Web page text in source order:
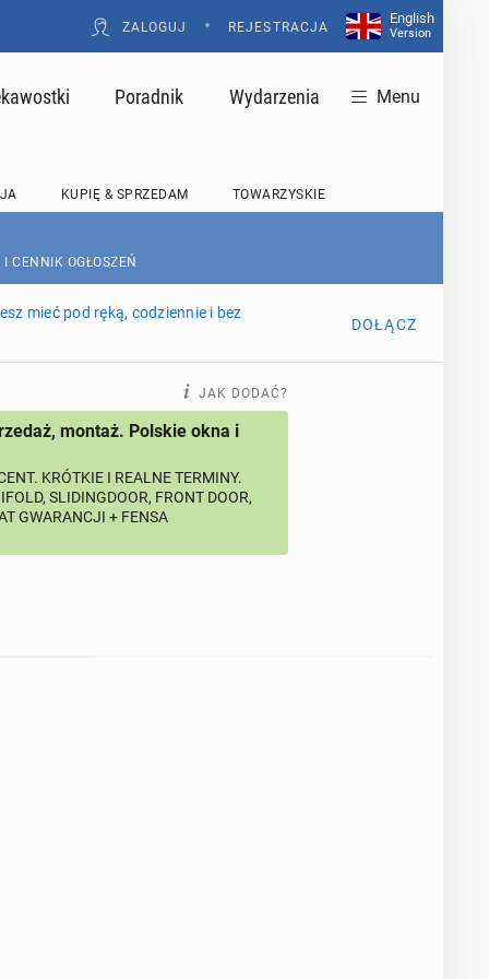
ZALOGUJ • REJESTRACJA
English
Version
Poradnik Wydarzenia Menu
KUPIĘ & SPRZEDAM TOWARZYSKIE
I CENNIK OGŁOSZEŃ
mieć pod ręką, codziennie i bez
DOŁĄCZ
JAK DODAĆ?
montaż. Polskie okna i
KRÓTKIE I REALNE TERMINY.
SLIDINGDOOR, FRONT DOOR,
GWARANCJI + FENSA